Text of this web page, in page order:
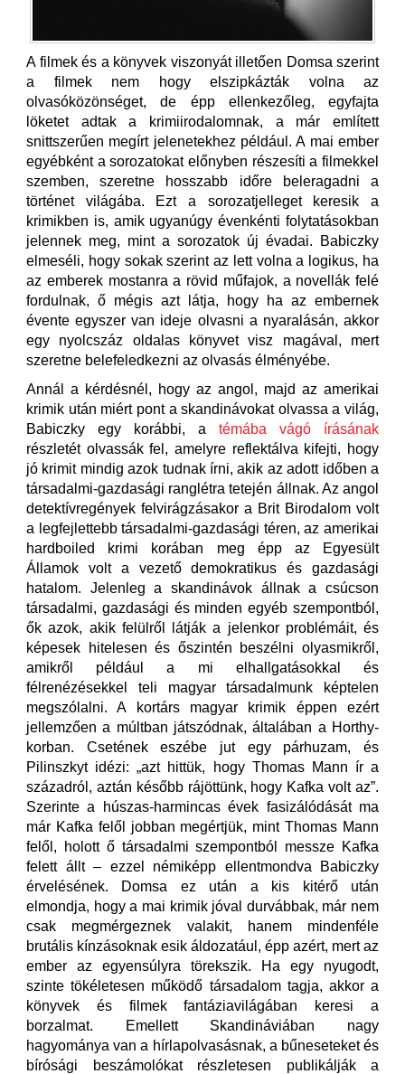
A filmek és a könyvek viszonyát illetően Domsa szerint
a filmek nem hogy elszipkázták volna az
olvasóközönséget, de épp ellenkezőleg, egyfajta
löketet adtak a krimiirodalomnak, a már említett
snittszerűen megírt jelenetekhez például. A mai ember
egyébként a sorozatokat előnyben részesíti a filmekkel
szemben, szeretne hosszabb időre beleragadni a
történet világába. Ezt a sorozatjelleget keresik a
krimikben is, amik ugyanúgy évenkénti folytatásokban
jelennek meg, mint a sorozatok új évadai. Babiczky
elmeséli, hogy sokak szerint az lett volna a logikus, ha
az emberek mostanra a rövid műfajok, a novellák felé
fordulnak, ő mégis azt látja, hogy ha az embernek
évente egyszer van ideje olvasni a nyaralásán, akkor
egy nyolcszáz oldalas könyvet visz magával, mert
szeretne belefeledkezni az olvasás élményébe.
Annál a kérdésnél, hogy az angol, majd az amerikai
krimik után miért pont a skandinávokat olvassa a világ,
Babiczky egy korábbi, a témába vágó írásának
részletét olvassák fel, amelyre reflektálva kifejti, hogy
jó krimit mindig azok tudnak írni, akik az adott időben a
társadalmi-gazdasági ranglétra tetején állnak. Az angol
detektívregények felvirágzásakor a Brit Birodalom volt
a legfejlettebb társadalmi-gazdasági téren, az amerikai
hardboiled krimi korában meg épp az Egyesült
Államok volt a vezető demokratikus és gazdasági
hatalom. Jelenleg a skandinávok állnak a csúcson
társadalmi, gazdasági és minden egyéb szempontból,
ők azok, akik felülről látják a jelenkor problémáit, és
képesek hitelesen és őszintén beszélni olyasmikről,
amikről például a mi elhallgatásokkal és
félrenézésekkel teli magyar társadalmunk képtelen
megszólalni. A kortárs magyar krimik éppen ezért
jellemzően a múltban játszódnak, általában a Horthy-
korban. Csetének eszébe jut egy párhuzam, és
Pilinszkyt idézi: „azt hittük, hogy Thomas Mann ír a
századról, aztán később rájöttünk, hogy Kafka volt az”.
Szerinte a húszas-harmincas évek fasizálódását ma
már Kafka felől jobban megértjük, mint Thomas Mann
felől, holott ő társadalmi szempontból messze Kafka
felett állt – ezzel némiképp ellentmondva Babiczky
érvelésének. Domsa ez után a kis kitérő után
elmondja, hogy a mai krimik jóval durvábbak, már nem
csak megmérgeznek valakit, hanem mindenféle
brutális kínzásoknak esik áldozatául, épp azért, mert az
ember az egyensúlyra törekszik. Ha egy nyugodt,
szinte tökéletesen működő társadalom tagja, akkor a
könyvek és filmek fantáziavilágában keresi a
borzalmat. Emellett Skandináviában nagy
hagyománya van a hírlapolvasásnak, a bűneseteket és
bírósági beszámolókat részletesen publikálják a